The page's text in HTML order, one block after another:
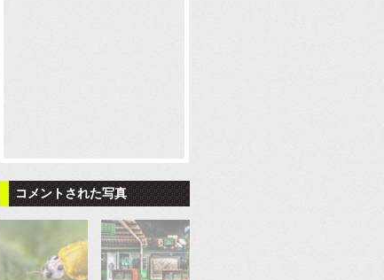
コメントされた写真